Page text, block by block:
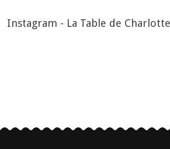
Instagram - La Table de